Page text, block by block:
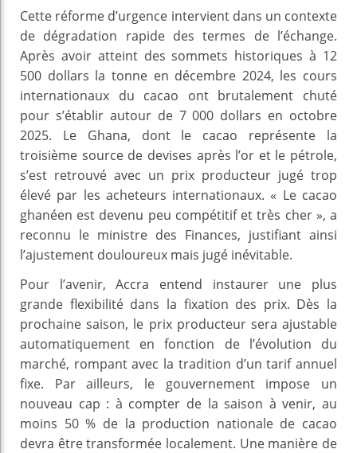
Cette réforme d’urgence intervient dans un contexte
de dégradation rapide des termes de l’échange.
Après avoir atteint des sommets historiques à 12
500 dollars la tonne en décembre 2024, les cours
internationaux du cacao ont brutalement chuté
pour s’établir autour de 7 000 dollars en octobre
2025. Le Ghana, dont le cacao représente la
troisième source de devises après l’or et le pétrole,
s’est retrouvé avec un prix producteur jugé trop
élevé par les acheteurs internationaux. « Le cacao
ghanéen est devenu peu compétitif et très cher », a
reconnu le ministre des Finances, justifiant ainsi
l’ajustement douloureux mais jugé inévitable.
Pour l’avenir, Accra entend instaurer une plus
grande flexibilité dans la fixation des prix. Dès la
prochaine saison, le prix producteur sera ajustable
automatiquement en fonction de l’évolution du
marché, rompant avec la tradition d’un tarif annuel
fixe. Par ailleurs, le gouvernement impose un
nouveau cap : à compter de la saison à venir, au
moins 50 % de la production nationale de cacao
devra être transformée localement. Une manière de